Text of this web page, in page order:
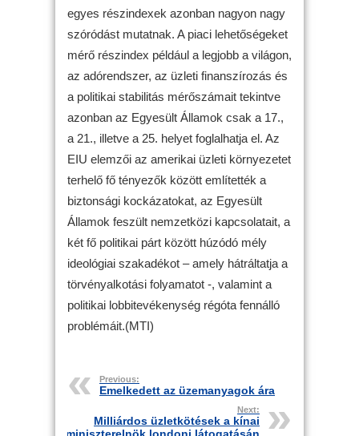
egyes részindexek azonban nagyon nagy
szóródást mutatnak. A piaci lehetőségeket
mérő részindex például a legjobb a világon,
az adórendszer, az üzleti finanszírozás és
a politikai stabilitás mérőszámait tekintve
azonban az Egyesült Államok csak a 17.,
a 21., illetve a 25. helyet foglalhatja el. Az
EIU elemzői az amerikai üzleti környezetet
terhelő fő tényezők között említették a
biztonsági kockázatokat, az Egyesült
Államok feszült nemzetközi kapcsolatait, a
két fő politikai párt között húzódó mély
ideológiai szakadékot – amely hátráltatja a
törvényalkotási folyamatot -, valamint a
politikai lobbitevékenység régóta fennálló
problémáit.(MTI)
Previous:
Emelkedett az üzemanyagok ára
Next:
Milliárdos üzletkötések a kínai